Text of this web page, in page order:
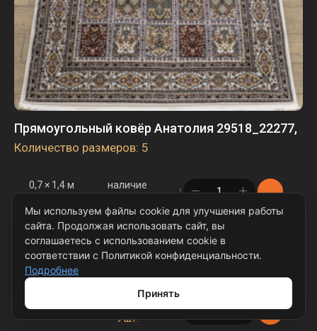
Прямоугольный ковёр Анатолия 29518_22277,
Количество размеров: 5
0,7 × 1,4 м
наличие
2 шт.
в корзине
1,5 × 2,3 м
наличие
20 шт.
в корзине
1,5 × 3 м
18 шт.
9 шт.
в корзине
Мы используем файлы cookie для улучшения работы
сайта. Продолжая использовать сайт, вы
соглашаетесь с использованием cookie в
соответствии с Политикой конфиденциальности.
Подробнее
Принять